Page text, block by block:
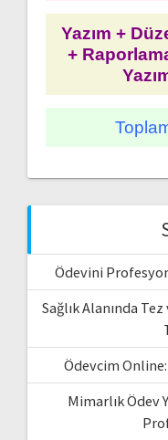
Yazım +
+
Ödevini
Sağlık Alanında
Ödevcim
Mimarlık Ödev